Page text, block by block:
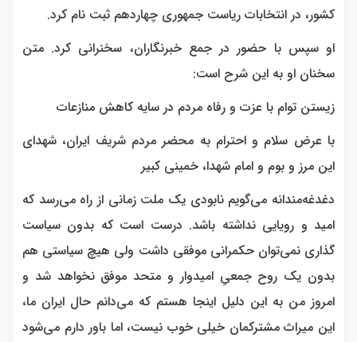
کشور، در انتخابات ریاست جمهوری چهاردهم ثبت نام کرد.
او سپس با حضور در جمع خبرنگاران، سخنرانی کرد. متن
سخنان او به این شرح است:
زیستن توام با عزت و رفاه مردم در سایه کاهش منازعات
با عرض سلام و احترام به محضر مردم شریف ایران، شهدای
این مرز و بوم و امام شهدا، خمینی کبیر
دغدغه‌مندانه می‌گویم نابودی یک ملت زمانی از راه می‌رسد که
امید و رویایی نداشته باشد. درست است که بدون سیاست
گذاری نمی‌توان حکمرانی موفقی داشت ولی هیچ سیاستی هم
بدون یک روح جمعیِ امیدوار و متحد موفق نخواهد شد و
امروز من به این دلیل اینجا هستم که می‌دانم حال ایران ما،
این میراث مشترکمان خیلی خوب نیست، اما باور دارم می‌شود